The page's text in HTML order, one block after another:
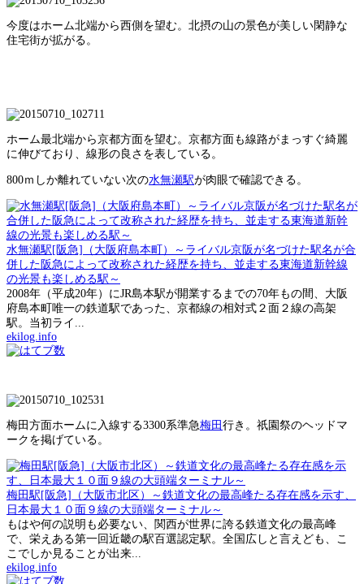
今度はホーム北端から西側を望む。北摂の山の景色が美しい閑静な
住宅街が拡がる。
ホーム最北端から京都方面を望む。京都方面も線路がまっすぐ綺麗
に伸びており、線形の良さを表している。
800ｍしか離れていない次の水無瀬駅が肉眼で確認できる。
水無瀬駅[阪急]（大阪府島本町）～ライバル京阪が名づけた駅名が合
併した阪急によって改称された経歴を持ち、並走する東海道新幹線
の光景も楽しめる駅～
2008年（平成20年）にJR島本駅が開業するまでの70年もの間、大阪
府島本町唯一の鉄道駅であった、京都線の相対式２面２線の高架
駅。当初ライ...
ekilog.info
梅田方面ホームに入線する3300系準急梅田 行き。祇園祭のヘッドマ
ークを掲げている。
梅田駅[阪急]（大阪市北区）～鉄道文化の最高峰たる存在感を示す、
日本最大１０面９線の大頭端ターミナル～
もはや何の説明も必要ない、関西が世界に誇る鉄道文化の最高峰
で、栄えある第一回近畿の駅百選認定駅。全国広しと言えども、こ
こでしか見ることが出来...
ekilog.info